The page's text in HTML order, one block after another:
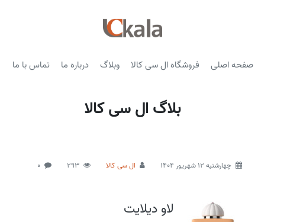
صفحه اصلی فروشگاه ال سی کالا وبلاگ درباره ما تماس با ما
بلاگ ال سی کالا
چهارشنبه 12 شهریور 1404 ال سی کالا 293
0
لاو دیلایت